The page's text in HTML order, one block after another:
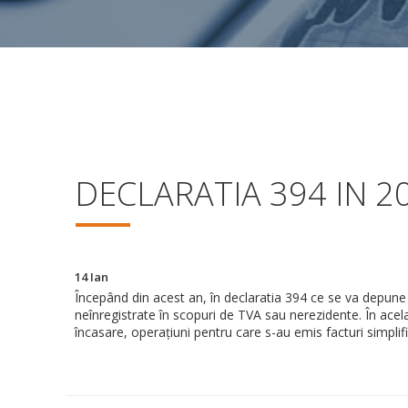
DECLARATIA 394 IN
14 Ian
Începând din acest an, în declaratia 394 ce se va
neînregistrate în scopuri de TVA sau nerezidente. În
încasare, operațiuni pentru care s-au emis facturi